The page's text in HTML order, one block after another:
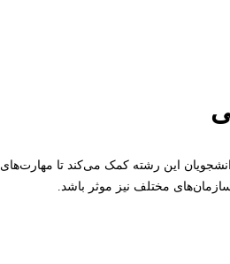
این رشته کمک می‌کند تا مهارت‌های
مختلف نیز موثر باشد.